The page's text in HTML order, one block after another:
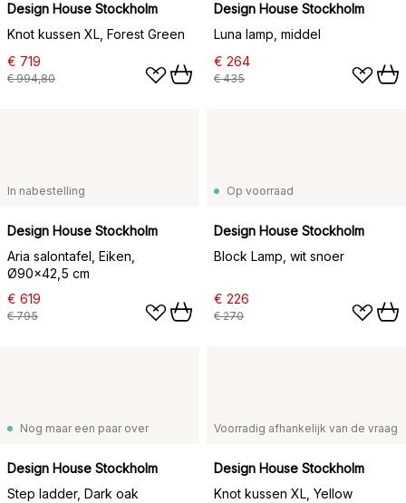
Design House Stockholm
Knot kussen XL, Forest Green
€ 719
€ 994,80
Design House Stockholm
Luna lamp, middel
€ 264
€ 435
In nabestelling
Design House Stockholm
Aria salontafel, Eiken,
Ø90x42,5 cm
€ 619
€ 795
Op voorraad
Design House Stockholm
Block Lamp, wit snoer
€ 226
€ 270
Nog maar een paar over
Design House Stockholm
Step ladder, Dark oak
Voorradig afhankelijk van de vraag
Design House Stockholm
Knot kussen XL, Yellow